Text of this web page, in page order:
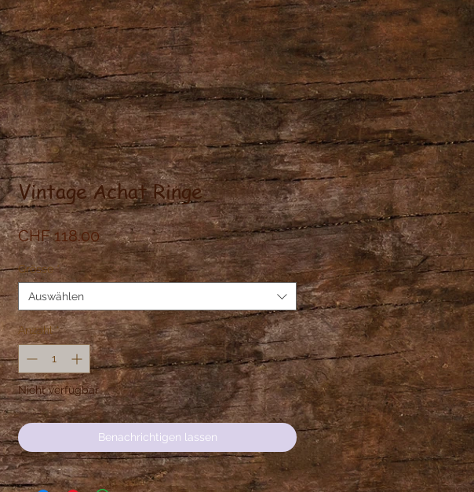
Vintage Achat Ringe
CHF 118.00Preis
Grösse *
Auswählen
Anzahl *
Nicht verfügbar
Benachrichtigen lassen